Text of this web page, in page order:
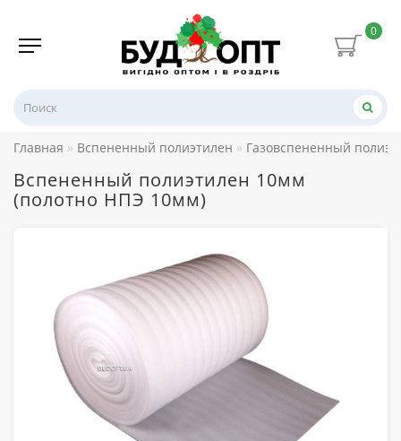
0
Главная Вспененный полиэтилен Газовспененный
Вспененный полиэтилен 10мм
(полотно НПЭ 10мм)